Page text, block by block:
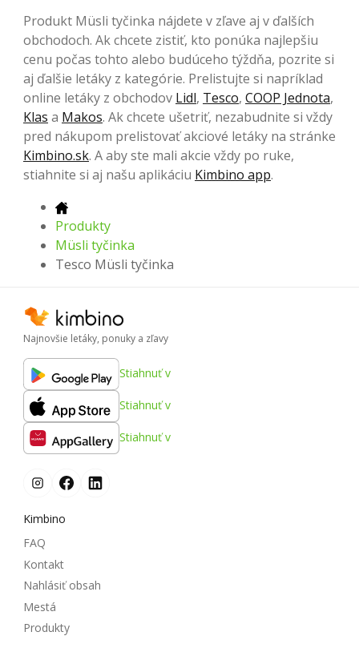
Produkt Müsli tyčinka nájdete v zľave aj v ďalších
obchodoch. Ak chcete zistiť, kto ponúka najlepšiu
cenu počas tohto alebo budúceho týždňa, pozrite si
aj ďalšie letáky z kategórie. Prelistujte si napríklad
online letáky z obchodov Lidl, Tesco, COOP Jednota,
Klas a Makos. Ak chcete ušetriť, nezabudnite si vždy
pred nákupom prelistovať akciové letáky na stránke
Kimbino.sk. A aby ste mali akcie vždy po ruke,
stiahnite si aj našu aplikáciu Kimbino app.
Produkty
Müsli tyčinka
Tesco Müsli tyčinka
Najnovšie letáky, ponuky a zľavy
Stiahnuť v
Stiahnuť v
Stiahnuť v
Kimbino
FAQ
Kontakt
Nahlásiť obsah
Mestá
Produkty